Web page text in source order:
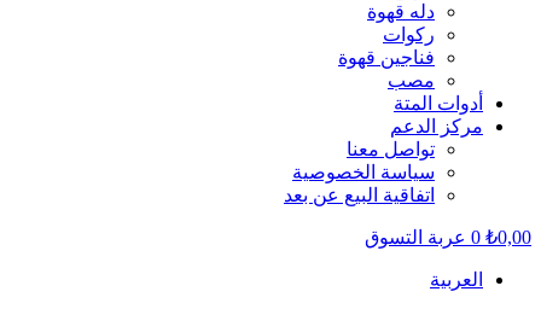
‏دله قهوة
ركوات
فناجين قهوة
مصب
أدوات المتة
مركز الدعم
تواصل معنا
سياسة الخصوصية
اتفاقية البيع عن بعد
₺0,00
0 عربة التسوق
العربية